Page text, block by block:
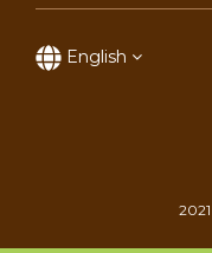
English